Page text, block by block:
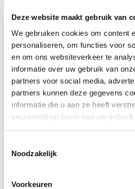
Deze website maakt gebruik van
We gebruiken cookies om content
personaliseren, om functies voor
en om ons websiteverkeer te
informatie over uw gebruik van
partners voor social media,
partners kunnen deze gegevens
informatie die u aan ze heeft
verzameld op basis van uw
Noodzakelijk
Voorkeuren